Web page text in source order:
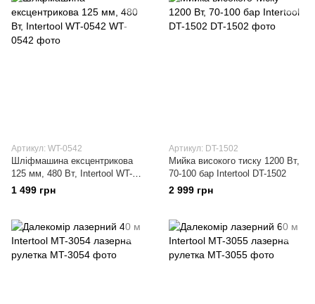
Артикул: WT-0542
Шліфмашина ексцентрикова
125 мм, 480 Вт, Intertool WT-
0542
1 499 грн
Артикул: DT-1502
Мийка високого тиску 1200 Вт,
70-100 бар Intertool DT-1502
2 999 грн